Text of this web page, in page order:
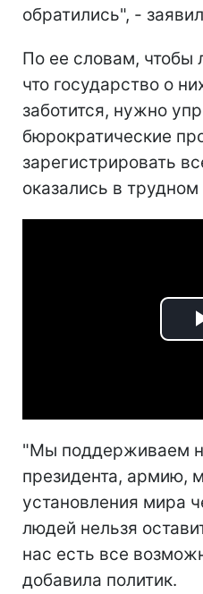
обратились", -
По ее словам, чтобы
что государство о
заботится, нужно
бюрократические
зарегистрировать
оказались в
"Мы поддерживаем
президента, армию,
установления мира
людей нельзя
нас есть все
добавила политик.